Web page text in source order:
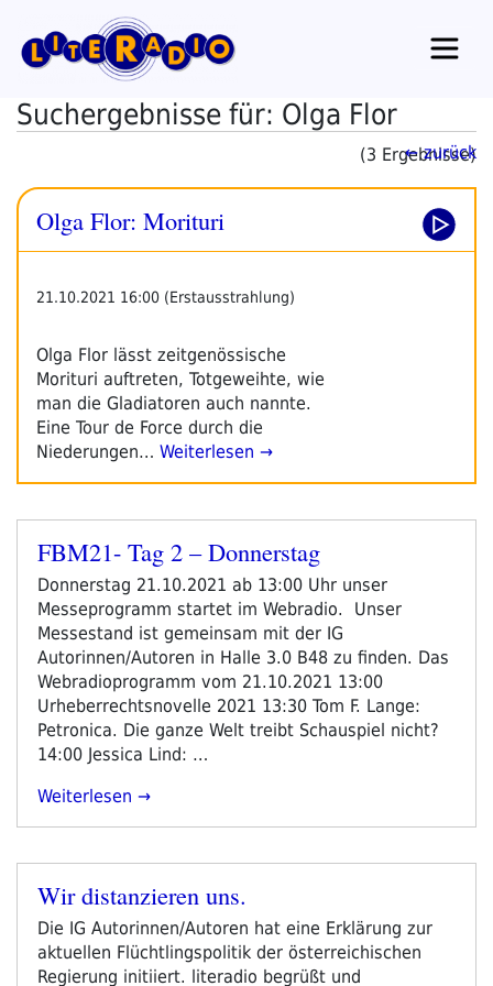
Inhalt
springen
Suchergebnisse für: Olga Flor
(3 Ergebnisse)
← zurück
Olga Flor: Morituri
21.10.2021 16:00 (Erstausstrahlung)
Olga Flor lässt zeitgenössische
Morituri auftreten, Totgeweihte, wie
man die Gladiatoren auch nannte.
Eine Tour de Force durch die
Niederungen… Weiterlesen →
Veröffentlicht
FBM21- Tag 2 – Donnerstag
Donnerstag 21.10.2021 ab 13:00 Uhr unser
Messeprogramm startet im Webradio. Unser
Messestand ist gemeinsam mit der IG
Autorinnen/Autoren in Halle 3.0 B48 zu finden. Das
Webradioprogramm vom 21.10.2021 13:00
Urheberrechtsnovelle 2021 13:30 Tom F. Lange:
Petronica. Die ganze Welt treibt Schauspiel nicht?
14:00 Jessica Lind: …
„FBM21-
–
Donnerstag“
Weiterlesen
Veröffentlicht
Wir distanzieren uns.
Die IG Autorinnen/Autoren hat eine Erklärung zur
aktuellen Flüchtlingspolitik der österreichischen
Regierung initiiert. literadio begrüßt und